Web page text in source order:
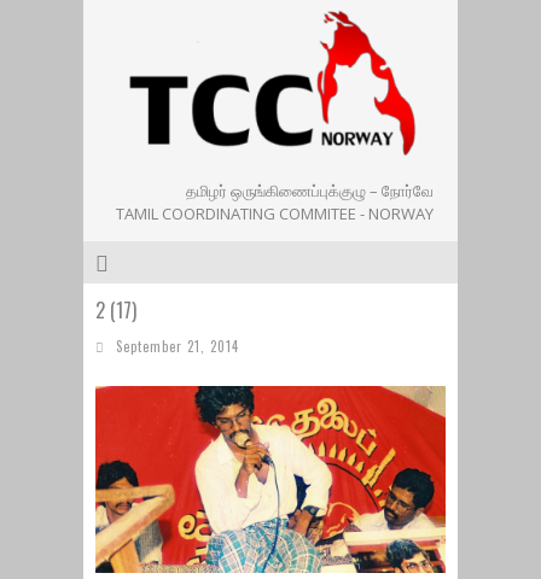
தமிழர் ஒருங்கிணைப்புக்குழு – நோர்வே
TAMIL COORDINATING COMMITEE - NORWAY
2 (17)
September 21, 2014